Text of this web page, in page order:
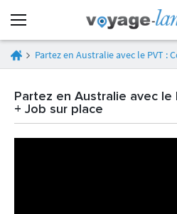
Partez en Australie avec le PVT :
Partez en Australie avec le
+ Job sur place